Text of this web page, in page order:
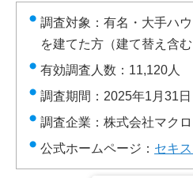
調査対象：有名・大手ハ
を建てた方（建て替え含む
有効調査人数：11,120人
調査期間：2025年1月31日
調査企業：株式会社マク
公式ホームページ： セキ